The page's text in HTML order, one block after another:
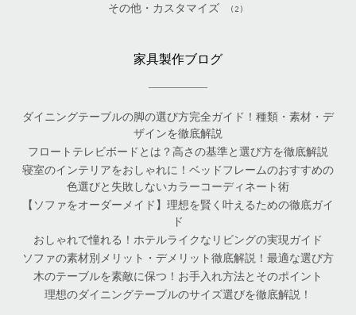
その他・カスタマイズ (2)
家具製作ブログ
ダイニングテーブルの脚の選び方完全ガイド！種類・素材・デ
ザインを徹底解説
フロートテレビボードとは？高さの基準と選び方を徹底解説
寝室のインテリアをおしゃれに！ベッドフレームのおすすめの
色選びと失敗しないカラーコーディネート術
【ソファをオーダーメイド】理想を賢く叶えるための徹底ガイ
ド
おしゃれで憧れる！ホテルライクなリビングの実現ガイド
ソファの素材別メリット・デメリット徹底解説！最適な選び方
木のテーブルを素敵に保つ！お手入れ方法とそのポイント
理想のダイニングテーブルのサイズ選びを徹底解説！